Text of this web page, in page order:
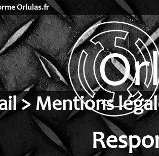
Orlulas.fr
> Mentions